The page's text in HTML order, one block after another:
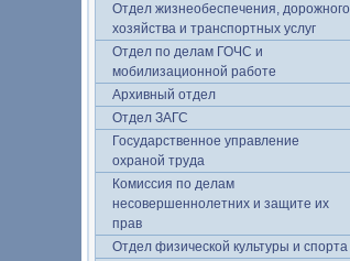
Отдел жизнеобеспечения, дорожного
хозяйства и транспортных услуг
Отдел по делам ГОЧС и
мобилизационной работе
Архивный отдел
Отдел ЗАГС
Государственное управление
охраной труда
Комиссия по делам
несовершеннолетних и защите их
прав
Отдел физической культуры и спорта